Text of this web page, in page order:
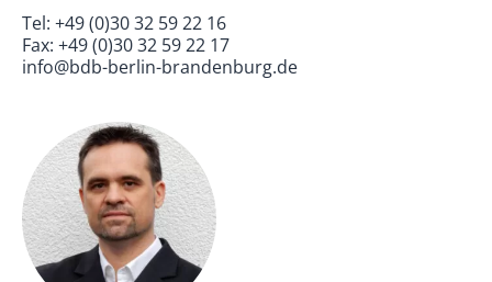
Tel: +49 (0)30 32 59 22 16
Fax: +49 (0)30 32 59 22 17
info@bdb-berlin-brandenburg.de